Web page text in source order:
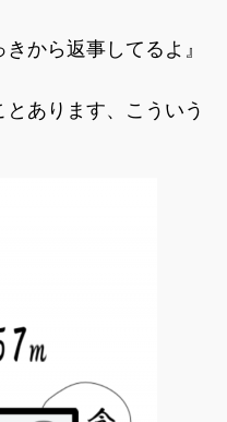
から返事してるよ』
あります、こういう